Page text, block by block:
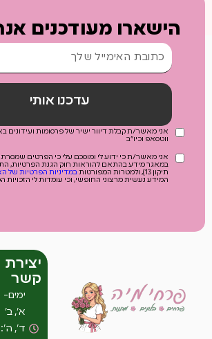
הישארו מעודכנים
עדכנו אותי
ווטסאפ וכיו"ב
אני מאשר/ת כי ידוע לי ומוסכם עלי כי הפרטים שמסרתי
תיקון 13), ולמטרות המפורטות
במדיניות הפרטיות של
המידע נעשית מרצוני החופשי, וכי עומדות לי הזכויות
יצירת
קשר
ימים-
א’, ב’
ד’, ה’: